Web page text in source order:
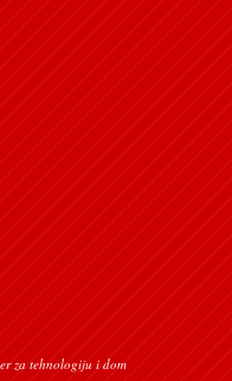
za tehnologiju i dom